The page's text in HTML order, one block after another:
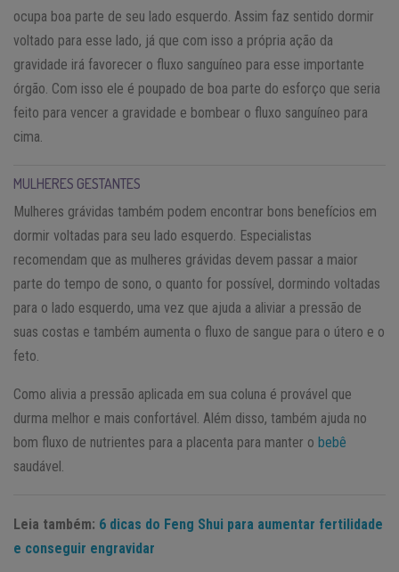
ocupa boa parte de seu lado esquerdo. Assim faz sentido dormir
voltado para esse lado, já que com isso a própria ação da
gravidade irá favorecer o fluxo sanguíneo para esse importante
órgão. Com isso ele é poupado de boa parte do esforço que seria
feito para vencer a gravidade e bombear o fluxo sanguíneo para
cima.
MULHERES GESTANTES
Mulheres grávidas também podem encontrar bons benefícios em
dormir voltadas para seu lado esquerdo. Especialistas
recomendam que as mulheres grávidas devem passar a maior
parte do tempo de sono, o quanto for possível, dormindo voltadas
para o lado esquerdo, uma vez que ajuda a aliviar a pressão de
suas costas e também aumenta o fluxo de sangue para o útero e o
feto.
Como alivia a pressão aplicada em sua coluna é provável que
durma melhor e mais confortável. Além disso, também ajuda no
bom fluxo de nutrientes para a placenta para manter o bebê
saudável.
Leia também: 6 dicas do Feng Shui para aumentar fertilidade
e conseguir engravidar